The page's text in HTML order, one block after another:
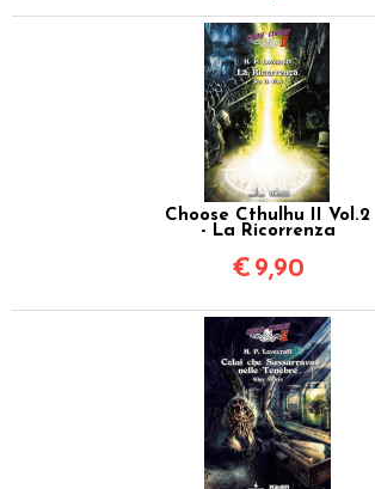
Choose Cthulhu II Vol.2
- La Ricorrenza
€ 9,90